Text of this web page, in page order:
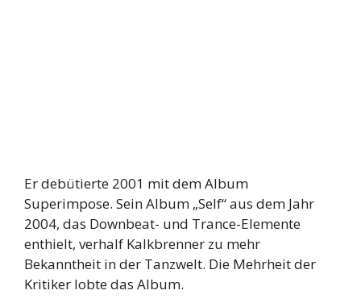
Er debütierte 2001 mit dem Album
Superimpose. Sein Album „Self“ aus dem Jahr
2004, das Downbeat- und Trance-Elemente
enthielt, verhalf Kalkbrenner zu mehr
Bekanntheit in der Tanzwelt. Die Mehrheit der
Kritiker lobte das Album.